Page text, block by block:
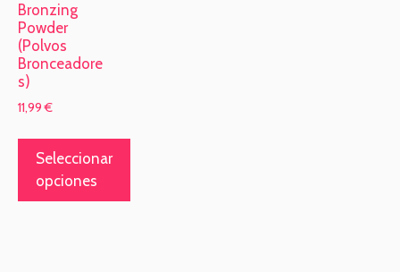
Bronzing
Powder
(Polvos
Bronceadore
s)
11,99€
Seleccionar
opciones